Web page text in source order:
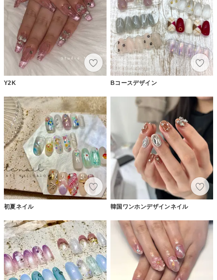
Y2K Bコースデザイン
初夏ネイル 韓国ワンホンデザインネイル